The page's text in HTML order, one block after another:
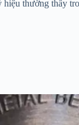
thường thấy